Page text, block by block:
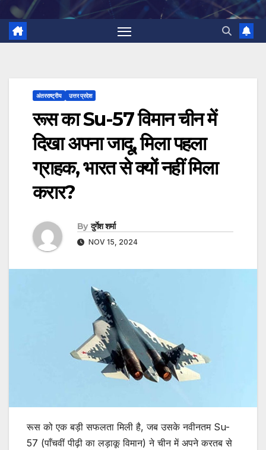
अंतरराष्ट्रीय उत्तर प्रदेश
रूस का Su-57 विमान चीन में
दिखा अपना जादू, मिला पहला
ग्राहक, भारत से क्यों नहीं मिला
करार?
By दुर्गेश शर्मा
NOV 15, 2024
रूस को एक बड़ी सफलता मिली है, जब उसके नवीनतम Su-
57 (पाँचवीं पीढ़ी का लड़ाकू विमान) ने चीन में अपने करतब से